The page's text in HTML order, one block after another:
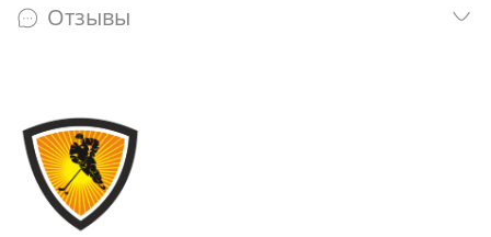
Отзывы